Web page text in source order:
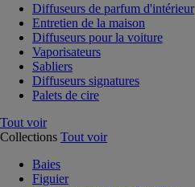
Diffuseurs de parfum d'intérieur
Entretien de la maison
Diffuseurs pour la voiture
Vaporisateurs
Sabliers
Diffuseurs signatures
Palets de cire
Tout voir
Collections Tout voir
Baies
Figuier